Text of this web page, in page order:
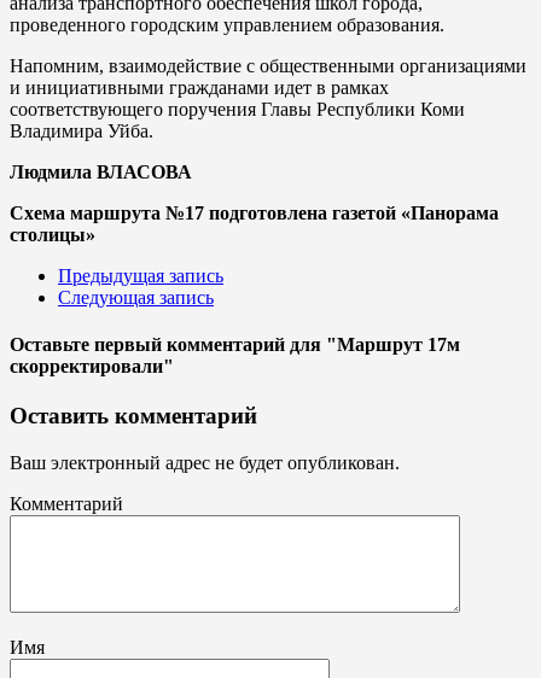
проведенного городским управлением образования.
Напомним, взаимодействие с общественными организациями
и инициативными гражданами идет в рамках
соответствующего поручения Главы Республики Коми
Владимира Уйба.
Людмила ВЛАСОВА
Схема маршрута №17 подготовлена газетой «Панорама
столицы»
Предыдущая запись
Следующая запись
Оставьте первый комментарий для "Маршрут 17м
скорректировали"
Оставить комментарий
Ваш электронный адрес не будет опубликован.
Комментарий
Имя